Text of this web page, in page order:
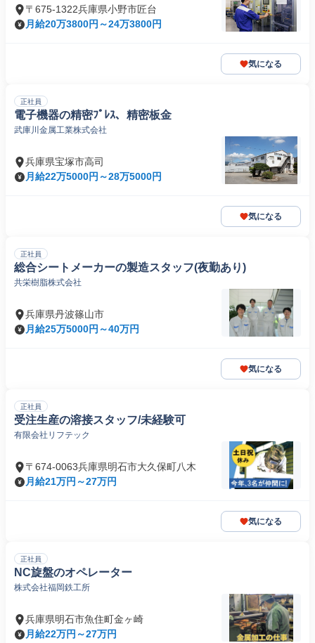
〒675-1322兵庫県小野市匠台
月給20万3800円～24万3800円
気になる
正社員
電子機器の精密ﾌﾟﾚｽ、精密板金
武庫川金属工業株式会社
兵庫県宝塚市高司
月給22万5000円～28万5000円
気になる
正社員
総合シートメーカーの製造スタッフ(夜勤あり)
共栄樹脂株式会社
兵庫県丹波篠山市
月給25万5000円～40万円
気になる
正社員
受注生産の溶接スタッフ/未経験可
有限会社リフテック
〒674-0063兵庫県明石市大久保町八木
月給21万円～27万円
気になる
正社員
NC旋盤のオペレーター
株式会社福岡鉄工所
兵庫県明石市魚住町金ヶ崎
月給22万円～27万円